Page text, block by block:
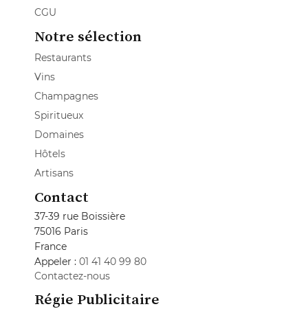
CGU
Notre sélection
Restaurants
Vins
Champagnes
Spiritueux
Domaines
Hôtels
Artisans
Contact
37-39 rue Boissière
75016 Paris
France
Appeler : 01 41 40 99 80
Contactez-nous
Régie Publicitaire